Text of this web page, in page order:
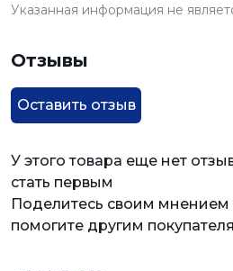
Указанная информация не
Отзывы
Оставить отзыв
У этого товара еще нет
стать первым
Поделитесь своим мнением
помогите другим